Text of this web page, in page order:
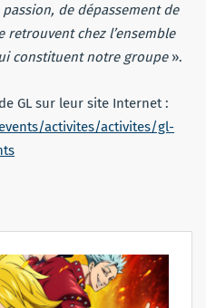
de dépassement de
retrouvent chez l’ensemble
constituent notre groupe ».
GL sur leur site Internet :
activites/activites/gl-